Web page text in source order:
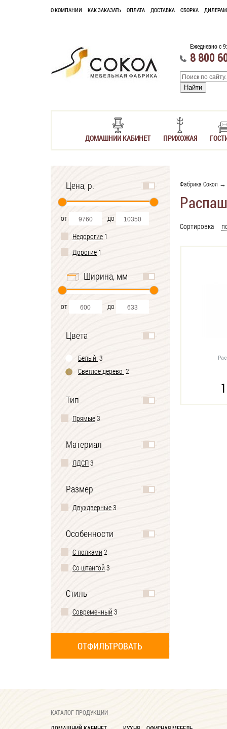
О КОМПАНИИ КАК ЗАКАЗАТЬ ОПЛАТА ДОСТАВКА СБОРКА ДИЛЕРАМ
Ежедневно с
8 800
ДОМАШНИЙ КАБИНЕТ ПРИХОЖАЯ
Цена, р.
от
до
Недорогие 1
Дорогие 1
Ширина, мм
от до
Цвета
Белый 3
Светлое дерево 2
Тип
Прямые3
Материал
ЛДСП3
Размер
Двухдверные3
Особенности
С полками 2
Со штангой 3
Стиль
Современный 3
Фабрика Сокол →
Сортировка
КАТАЛОГ ПРОДУКЦИИ